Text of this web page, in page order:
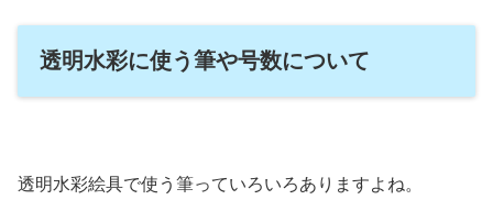
透明水彩に使う筆や号数について
透明水彩絵具で使う筆っていろいろありますよね。